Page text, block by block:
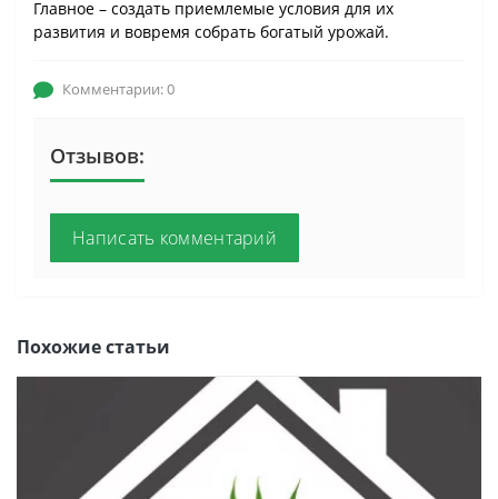
Главное – создать приемлемые условия для их
развития и вовремя собрать богатый урожай.
Комментарии: 0
Отзывов:
Написать комментарий
Похожие статьи